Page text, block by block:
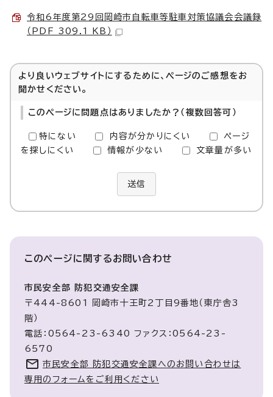
令和6年度第29回岡崎市自転車等駐車対策協議会会議録
（PDF 309.1 KB）
より良いウェブサイトにするために、ページのご感想をお
聞かせください。
このページに問題点はありましたか？（複数回答可）
特にない 内容が分かりにくい
ページ
を探しにくい
情報が少ない 文章量が多い
送信
このページに関するお問い合わせ
市民安全部 防犯交通安全課
〒444-8601 岡崎市十王町2丁目9番地（東庁舎3
階）
電話：0564-23-6340 ファクス：0564-23-
6570
市民安全部 防犯交通安全課へのお問い合わせは
専用のフォームをご利用ください